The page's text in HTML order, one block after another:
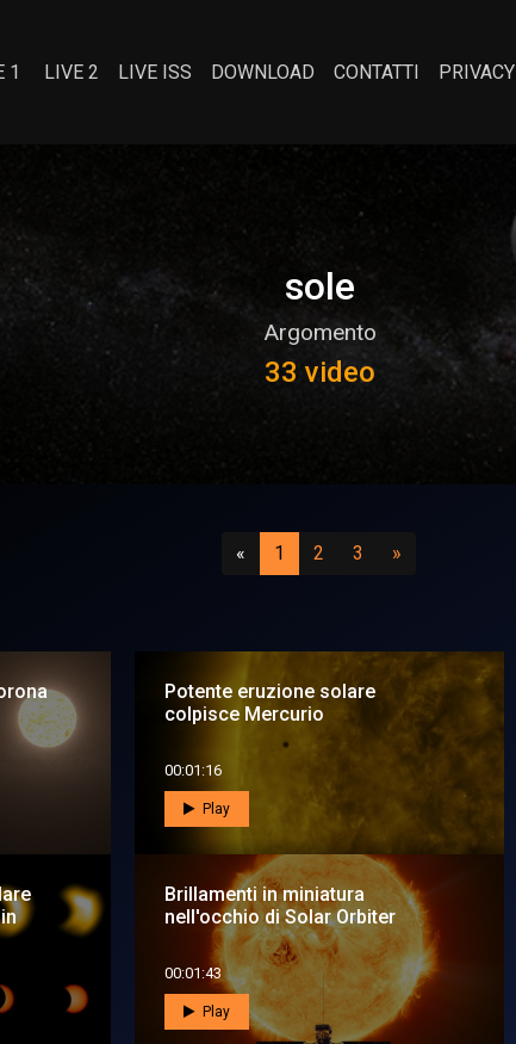
1 LIVE 2 LIVE ISS DOWNLOAD CONTATTI PRIVACY
sole
Argomento
33 video
« Precedente
1 (attuale)
2 (vai a pagina 2)
3 (vai a pagina 3)
»
Potente eruzione solare
colpisce Mercurio
00:01:16
Play
Brillamenti in miniatura
nell'occhio di Solar Orbiter
00:01:43
Play